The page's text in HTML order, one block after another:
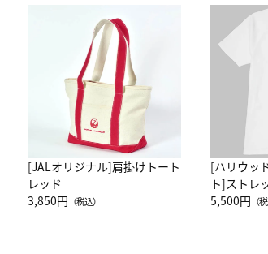
[JALオリジナル]肩掛けトート
レッド
3,850円 （税込）
[ハリウッ
ト]ストレ
ーネック
5,500円 （